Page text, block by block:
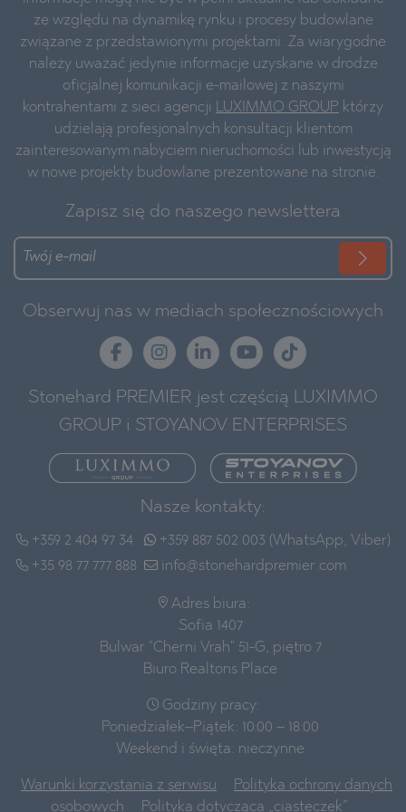
ze względu na dynamikę rynku i procesy budowlane
związane z przedstawionymi projektami. Za wiarygodne
należy uważać jedynie informacje uzyskane w drodze
oficjalnej komunikacji e-mailowej z naszymi
kontrahentami z sieci agencji LUXIMMO GROUP którzy
udzielają profesjonalnych konsultacji klientom
zainteresowanym nabyciem nieruchomości lub inwestycją
w nowe projekty budowlane prezentowane na stronie.
Zapisz się do naszego newslettera
Obserwuj nas w mediach społecznościowych
Stonehard PREMIER jest częścią LUXIMMO
GROUP i STOYANOV ENTERPRISES
Nasze kontakty:
+359 2 404 97 34
+35 98 77 777 888
+359 887 502 003 (WhatsApp, Viber)
info@stonehardpremier.com
Adres biura:
Sofia 1407
Bulwar "Cherni Vrah" 51-G, piętro 7
Biuro Realtons Place
Godziny pracy:
Poniedziałek–Piątek: 10:00 – 18:00
Weekend i święta: nieczynne
Warunki korzystania z serwisu
Polityka ochrony danych
osobowych
Polityka dotycząca „ciasteczek”